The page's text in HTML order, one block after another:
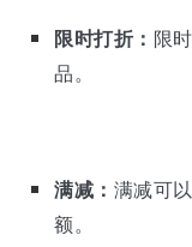
限时打折： 限
品。
满减： 满减可
额。